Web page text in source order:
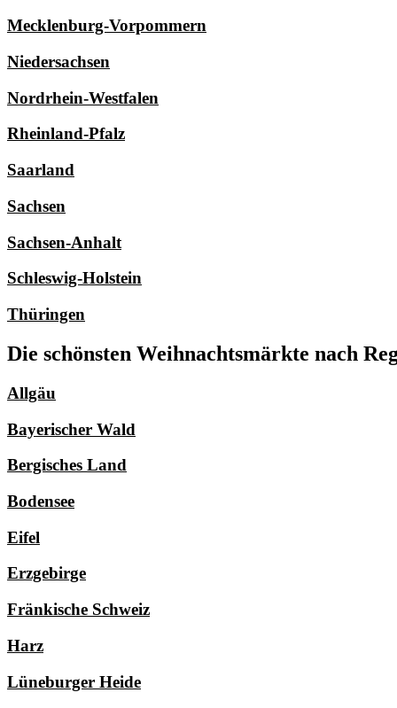
Mecklenburg-Vorpommern
Niedersachsen
Nordrhein-Westfalen
Rheinland-Pfalz
Saarland
Sachsen
Sachsen-Anhalt
Schleswig-Holstein
Thüringen
Die schönsten Weihnachtsmärkte nach
Allgäu
Bayerischer Wald
Bergisches Land
Bodensee
Eifel
Erzgebirge
Fränkische Schweiz
Harz
Lüneburger Heide